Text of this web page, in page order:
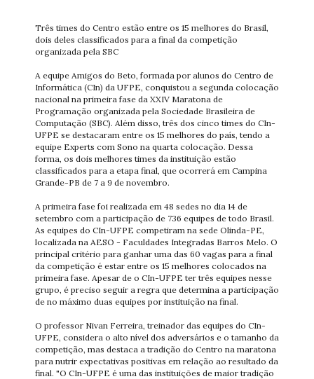
Três times do Centro estão entre os 15 melhores do Brasil,
dois deles classificados para a final da competição
organizada pela SBC
A equipe Amigos do Beto, formada por alunos do Centro de
Informática (CIn) da UFPE, conquistou a segunda colocação
nacional na primeira fase da XXIV Maratona de
Programação organizada pela Sociedade Brasileira de
Computação (SBC). Além disso, três dos cinco times do CIn-
UFPE se destacaram entre os 15 melhores do país, tendo a
equipe Experts com Sono na quarta colocação. Dessa
forma, os dois melhores times da instituição estão
classificados para a etapa final, que ocorrerá em Campina
Grande-PB de 7 a 9 de novembro.
A primeira fase foi realizada em 48 sedes no dia 14 de
setembro com a participação de 736 equipes de todo Brasil.
As equipes do CIn-UFPE competiram na sede Olinda-PE,
localizada na AESO - Faculdades Integradas Barros Melo. O
principal critério para ganhar uma das 60 vagas para a final
da competição é estar entre os 15 melhores colocados na
primeira fase. Apesar de o CIn-UFPE ter três equipes nesse
grupo, é preciso seguir a regra que determina a participação
de no máximo duas equipes por instituição na final.
O professor Nivan Ferreira, treinador das equipes do CIn-
UFPE, considera o alto nível dos adversários e o tamanho da
competição, mas destaca a tradição do Centro na maratona
para nutrir expectativas positivas em relação ao resultado da
final. "O CIn-UFPE é uma das instituições de maior tradição